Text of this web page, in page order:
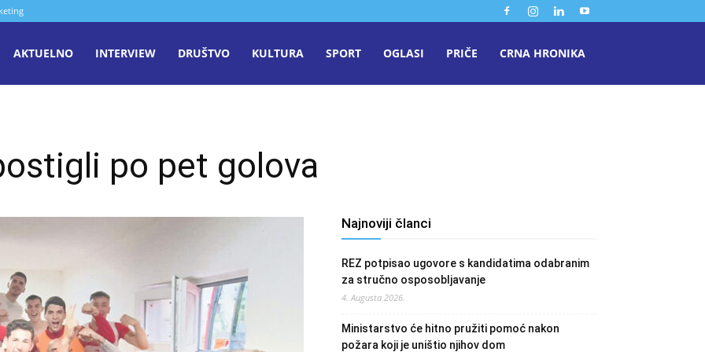
AKTUELNO INTERVIEW DRUŠTVO KULTURA SPORT OGLASI PRIČE CRNA HRONIKA
po pet golova
Najnoviji članci
REZ potpisao ugovore s kandidatima odabranim
za stručno osposobljavanje
4. Augusta 2026.
Ministarstvo će hitno pružiti pomoć nakon
požara koji je uništio njihov dom